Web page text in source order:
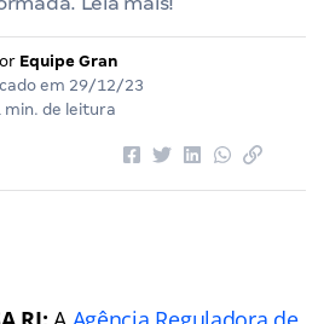
Equipe Gran
em 29/12/23
min. de leitura